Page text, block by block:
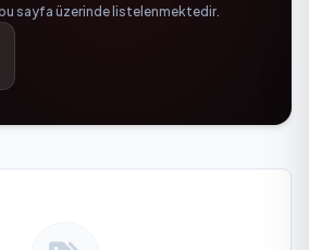
sayfa üzerinde listelenmektedir.